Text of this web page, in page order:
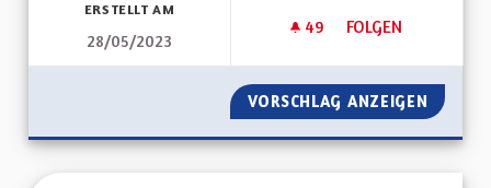
ERSTELLT AM
28/05/2023
49 49 FOLLOWER
FOLGEN
ACTIVITÉS
VORSCHLAG ANZEIGEN